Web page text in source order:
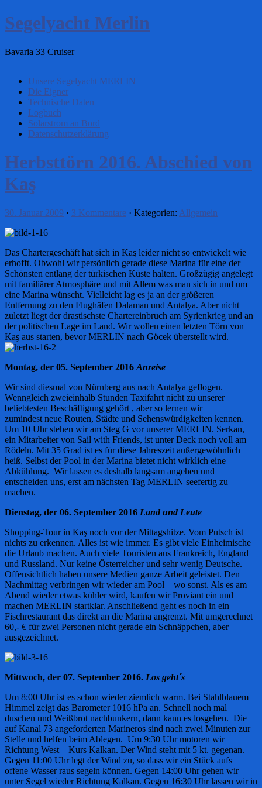
Segelyacht Merlin
Bavaria 33 Cruiser
Unsere Segelyacht MERLIN
Die Eigner
Technische Daten
Logbuch
Solarstrom an Bord
Datenschutzerklärung
Herbsttörn 2016. Abschied von
Kaş
30. Januar 2009 · 3 Kommentare · Kategorien: Allgemein
Das Chartergeschäft hat sich in Kaş leider nicht so entwickelt wie
erhofft. Obwohl wir persönlich gerade diese Marina für eine der
Schönsten entlang der türkischen Küste halten. Großzügig angelegt
mit familiärer Atmosphäre und mit Allem was man sich in und um
eine Marina wünscht. Vielleicht lag es ja an der größeren
Entfernung zu den Flughäfen Dalaman und Antalya. Aber nicht
zuletzt liegt der drastischste Chartereinbruch am Syrienkrieg und an
der politischen Lage im Land. Wir wollen einen letzten Törn von
Kaş aus starten, bevor MERLIN nach Göcek überstellt wird.
Montag, der 05. September 2016 Anreise
Wir sind diesmal von Nürnberg aus nach Antalya geflogen.
Wenngleich zweieinhalb Stunden Taxifahrt nicht zu unserer
beliebtesten Beschäftigung gehört , aber so lernen wir
zumindest neue Routen, Städte und Sehenswürdigkeiten kennen.
Um 10 Uhr stehen wir am Steg G vor unserer MERLIN. Serkan,
ein Mitarbeiter von Sail with Friends, ist unter Deck noch voll am
Rödeln. Mit 35 Grad ist es für diese Jahreszeit außergewöhnlich
heiß. Selbst der Pool in der Marina bietet nicht wirklich eine
Abkühlung. Wir lassen es deshalb langsam angehen und
entscheiden uns, erst am nächsten Tag MERLIN seefertig zu
machen.
Dienstag, der 06. September 2016 Land und Leute
Shopping-Tour in Kaş noch vor der Mittagshitze. Vom Putsch ist
nichts zu erkennen. Alles ist wie immer. Es gibt viele Einheimische
die Urlaub machen. Auch viele Touristen aus Frankreich, England
und Russland. Nur keine Österreicher und sehr wenig Deutsche.
Offensichtlich haben unsere Medien ganze Arbeit geleistet. Den
Nachmittag verbringen wir wieder am Pool – wo sonst. Als es am
Abend wieder etwas kühler wird, kaufen wir Proviant ein und
machen MERLIN startklar. Anschließend geht es noch in ein
Fischrestaurant das direkt an die Marina angrenzt. Mit umgerechnet
60,- € für zwei Personen nicht gerade ein Schnäppchen, aber
ausgezeichnet.
Mittwoch, der 07. September 2016. Los geht´s
Um 8:00 Uhr ist es schon wieder ziemlich warm. Bei Stahlblauem
Himmel zeigt das Barometer 1016 hPa an. Schnell noch mal
duschen und Weißbrot nachbunkern, dann kann es losgehen. Die
auf Kanal 73 angeforderten Marineros sind nach zwei Minuten zur
Stelle und helfen beim Ablegen. Um 9:30 Uhr motoren wir
Richtung West – Kurs Kalkan. Der Wind steht mit 5 kt. gegenan.
Gegen 11:00 Uhr legt der Wind zu, so dass wir ein Stück aufs
offene Wasser raus segeln können. Gegen 14:00 Uhr gehen wir
unter Segel wieder Richtung Kalkan. Gegen 16:30 Uhr lassen wir in